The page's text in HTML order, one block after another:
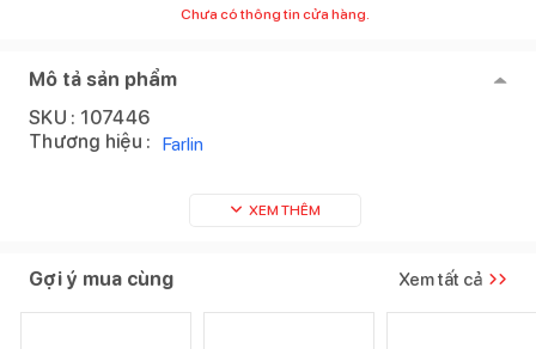
Chưa có thông tin cửa hàng.
Mô tả sản phẩm
SKU : 107446
Thương hiệu : Farlin
XEM THÊM
Gợi ý mua cùng Xem tất cả